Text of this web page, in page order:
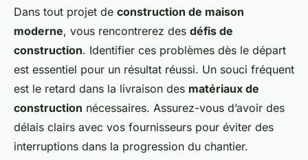
Dans tout projet de construction de maison
moderne, vous rencontrerez des défis de
construction. Identifier ces problèmes dès le départ
est essentiel pour un résultat réussi. Un souci fréquent
est le retard dans la livraison des matériaux de
construction nécessaires. Assurez-vous d’avoir des
délais clairs avec vos fournisseurs pour éviter des
interruptions dans la progression du chantier.